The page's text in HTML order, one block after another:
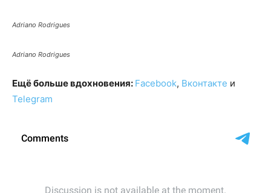
Adriano Rodrigues
Adriano Rodrigues
Ещё больше вдохновения: Facebook, Вконтакте и
Telegram